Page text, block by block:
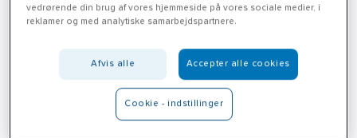
vedrørende din brug af vores hjemmeside på vores sociale medier, i
reklamer og med analytiske samarbejdspartnere.
Afvis alle Accepter alle cookies
Cookie - indstillinger